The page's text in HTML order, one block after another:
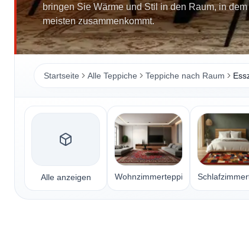
bringen Sie Wärme und Stil in den Raum, in
meisten zusammenkommt.
Startseite Alle Teppiche Teppiche nach Raum
Alle anzeigen Wohnzimmerteppiche